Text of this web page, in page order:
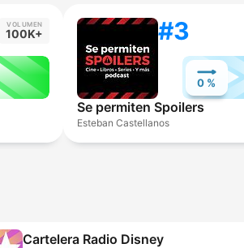
VOLUMEN
100K+ #3
0 %
Se permiten Spoilers
Esteban Castellanos
Cartelera Radio Disney